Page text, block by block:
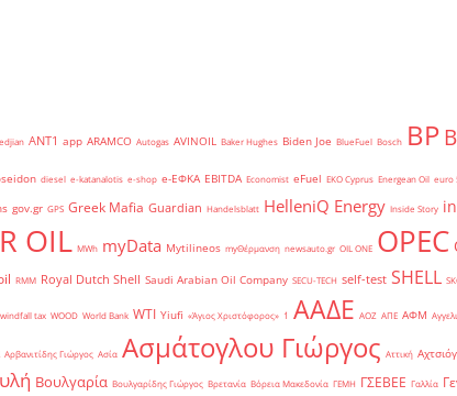
ANT1 app ARAMCO Autogas AVINOIL Baker Hughes Biden Joe BlueFuel Bosch BP
diesel e-katanalotis e-shop e-ΕΦΚΑ EBITDA Economist eFuel EKO Cyprus Energean Oil euro
gov.gr GPS Greek Mafia Guardian Handelsblatt HelleniQ Energy Inside Story
OIL MWh myData Mytilineos myΘέρμανση newsauto.gr OIL ONE OPEC
RMM Royal Dutch Shell Saudi Arabian Oil Company SECU-TECH self-test SHELL
windfall tax WOOD World Bank WTI Yiufi «Άγιος Χριστόφορος» ΄1 ΑΑΔΕ ΑΟΖ ΑΠΕ ΑΦΜ
Αρβανιτίδης Γιώργος Ασία Ασμάτογλου Γιώργος Αττική
Βουλγαρία Βουλγαρίδης Γιώργος Βρετανία Βόρεια Μακεδονία ΓΕΜΗ ΓΣΕΒΕΕ Γαλλία